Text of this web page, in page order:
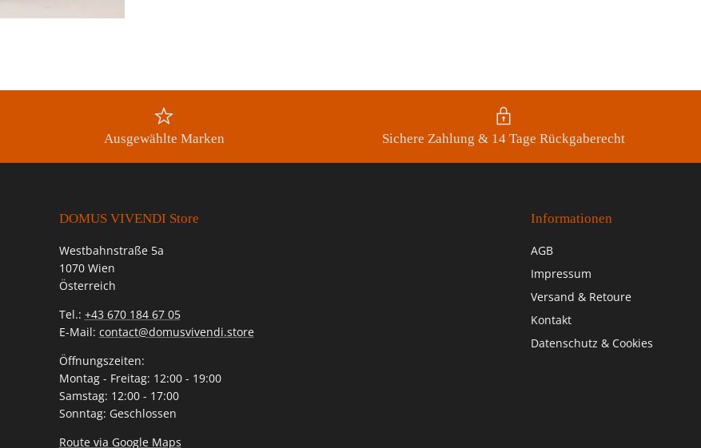
Ausgewählte Marken Sichere Zahlung & 14 Tage Rückgaberecht
DOMUS VIVENDI Store
Westbahnstraße 5a
1070 Wien
Österreich
Tel.: +43 670 184 67 05
E-Mail: contact@domusvivendi.store
Öffnungszeiten:
Montag - Freitag: 12:00 - 19:00
Samstag: 12:00 - 17:00
Sonntag: Geschlossen
Route via Google Maps
Informationen
AGB
Impressum
Versand & Retoure
Kontakt
Datenschutz & Cookies